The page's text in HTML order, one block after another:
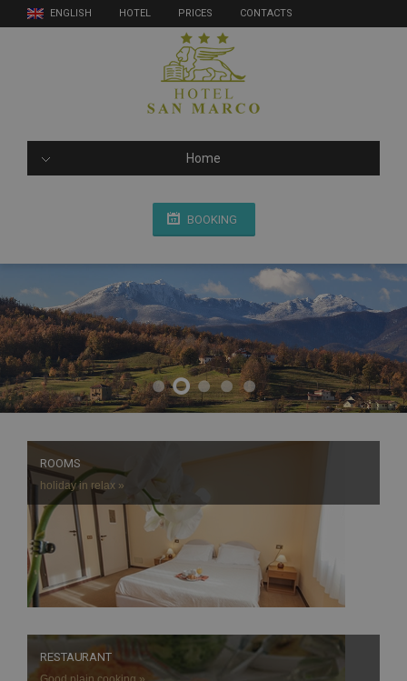
ENGLISH HOTEL PRICES CONTACTS
Home
BOOKING
ROOMS
holiday in relax »
RESTAURANT